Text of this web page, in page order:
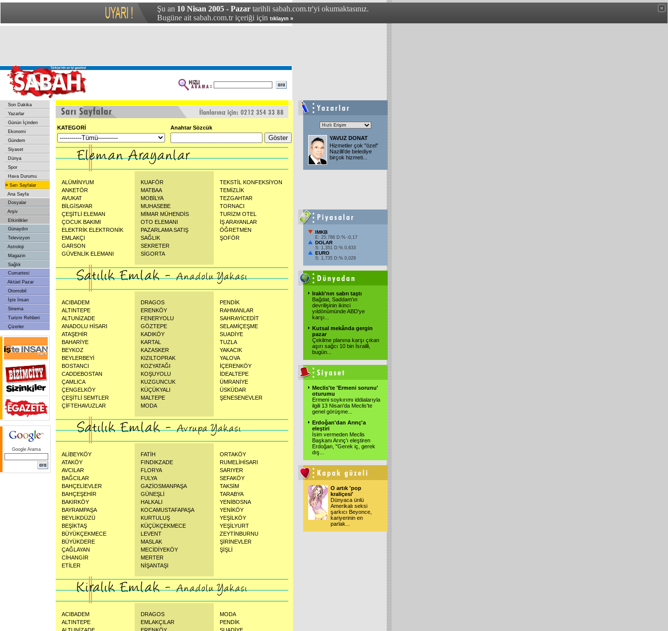
Şu an 10 Nisan 2005 - Pazar tarihli sabah.com.tr'yi okumaktasınız.
Bugüne ait sabah.com.tr içeriği için tıklayın »
Son Dakika
Yazarlar
Günün İçinden
Ekonomi
Gündem
Siyaset
Dünya
Spor
Hava Durumu
» Sarı Sayfalar
Ana Sayfa
Dosyalar
Arşiv
Etkinlikler
Günaydın
Televizyon
Astroloji
Magazin
Sağlık
Cumartesi
Aktüel Pazar
Otomobil
İşte İnsan
Sinema
Turizm Rehberi
Çizerler
Google Arama
KATEGORİ Anahtar Sözcük
ALÜMİNYUM
ANKETÖR
AVUKAT
BİLGİSAYAR
ÇEŞİTLİ ELEMAN
ÇOCUK BAKIMI
ELEKTRİK ELEKTRONİK
EMLAKÇI
GARSON
GÜVENLİK ELEMANI
KUAFÖR
MATBAA
MOBİLYA
MUHASEBE
MİMAR MÜHENDİS
OTO ELEMANI
PAZARLAMA SATIŞ
SAĞLIK
SEKRETER
SİGORTA
TEKSTİL KONFEKSİYON
TEMİZLİK
TEZGAHTAR
TORNACI
TURİZM OTEL
İŞ ARAYANLAR
ÖĞRETMEN
ŞOFÖR
ACIBADEM
ALTINTEPE
ALTUNİZADE
ANADOLU HİSARI
ATAŞEHİR
BAHARİYE
BEYKOZ
BEYLERBEYİ
BOSTANCI
CADDEBOSTAN
ÇAMLICA
ÇENGELKÖY
ÇEŞİTLİ SEMTLER
ÇİFTEHAVUZLAR
DRAGOS
ERENKÖY
FENERYOLU
GÖZTEPE
KADIKÖY
KARTAL
KAZASKER
KIZILTOPRAK
KOZYATAĞI
KOŞUYOLU
KUZGUNCUK
KÜÇÜKYALI
MALTEPE
MODA
PENDİK
RAHMANLAR
SAHRAYİCEDİT
SELAMİÇEŞME
SUADİYE
TUZLA
YAKACIK
YALOVA
İÇERENKÖY
İDEALTEPE
ÜMRANİYE
ÜSKÜDAR
ŞENESENEVLER
ALİBEYKÖY
ATAKÖY
AVCILAR
BAĞCILAR
BAHÇELİEVLER
BAHÇEŞEHİR
BAKIRKÖY
BAYRAMPAŞA
BEYLİKDÜZÜ
BEŞİKTAŞ
BÜYÜKÇEKMECE
BÜYÜKDERE
ÇAĞLAYAN
CİHANGİR
ETİLER
FATİH
FINDIKZADE
FLORYA
FULYA
GAZİOSMANPAŞA
GÜNEŞLİ
HALKALI
KOCAMUSTAFAPAŞA
KURTULUŞ
KÜÇÜKÇEKMECE
LEVENT
MASLAK
MECİDİYEKÖY
MERTER
NİŞANTAŞI
ORTAKÖY
RUMELİHİSARI
SARIYER
SEFAKÖY
TAKSİM
TARABYA
YENİBOSNA
YENİKÖY
YEŞİLKÖY
YEŞİLYURT
ZEYTİNBURNU
ŞİRİNEVLER
ŞİŞLİ
ACIBADEM
ALTINTEPE
DRAGOS
EMLAKÇILAR
MODA
PENDİK
YAVUZ DONAT
Hizmetler çok "özel"
Nazilli'de belediye
birçok hizmeti...
IMKB
E: 25.786 D:% -0,17
DOLAR
S: 1,351 D:% 0,633
EURO
S: 1,735 D:% 0,029
Iraklı'nın sabrı taştı
Bağdat, Saddam'ın
devrilişinin ikinci
yıldönümünde ABD'ye
karşı...
Kutsal mekânda gergin
pazar
Çekilme planına karşı çıkan
aşırı sağcı 10 bin İsrailli,
bugün...
Meclis'te 'Ermeni sorunu'
oturumu
Ermeni soykırımı iddialarıyla
ilgili 13 Nisan'da Meclis'te
genel görüşme...
Erdoğan'dan Arınç'a
eleştiri
İsim vermeden Meclis
Başkanı Arınç'ı eleştiren
Erdoğan, "Gerek iç, gerek
dış...
O artık 'pop
kraliçesi'
Dünyaca ünlü
Amerikalı seksi
şarkıcı Beyonce,
kariyerinin en
parlak...